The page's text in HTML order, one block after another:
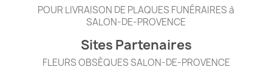
POUR LIVRAISON DE PLAQUES FUNÉRAIRES à
SALON-DE-PROVENCE
Sites Partenaires
FLEURS OBSÈQUES SALON-DE-PROVENCE